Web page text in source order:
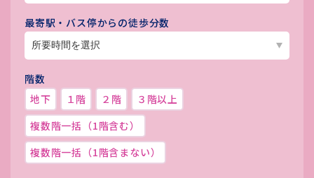
最寄駅・バス停からの徒歩分数
階数
地下
１階 ２階
３階以上
複数階一括（1階含む）
複数階一括（1階含まない）